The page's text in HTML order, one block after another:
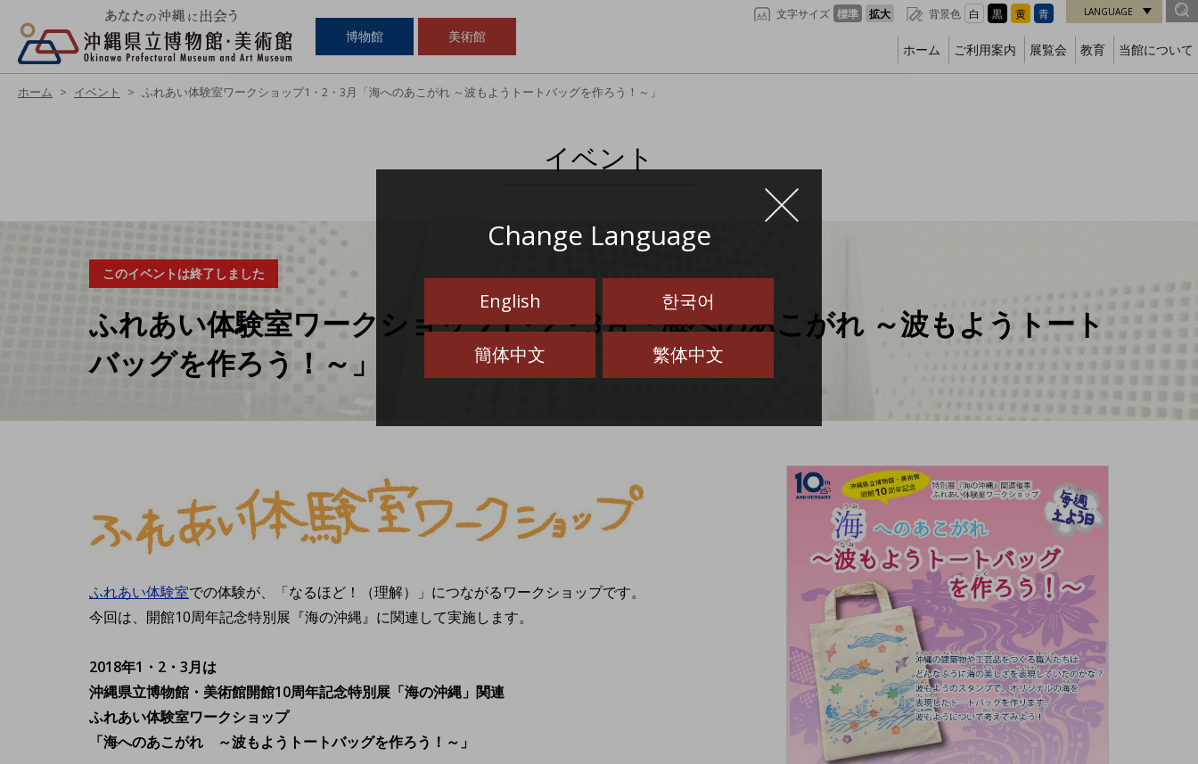
博物館 美術館
文字サイズ 標準 拡大 背景色 白 黒 黄 青 LANGUAGE
ホーム ご利用案内 展覧会 教育 当館について
Change Language
English 한국어
簡体中文 繁体中文
ホーム イベント ふれあい体験室ワークショップ1・2・3月「海へのあこがれ ～波もようトートバッグを作ろう！～」
イベント
このイベントは終了しました
ふれあい体験室ワークショップ1・2・3月「海へのあこがれ ～波もようトート
バッグを作ろう！～」
ふれあい体験室での体験が、「なるほど！（理解）」につながるワークショップです。
今回は、開館10周年記念特別展『海の沖縄』に関連して実施します。
2018年1・2・3月は
沖縄県立博物館・美術館開館10周年記念特別展「海の沖縄」関連
ふれあい体験室ワークショップ
「海へのあこがれ ～波もようトートバッグを作ろう！～」